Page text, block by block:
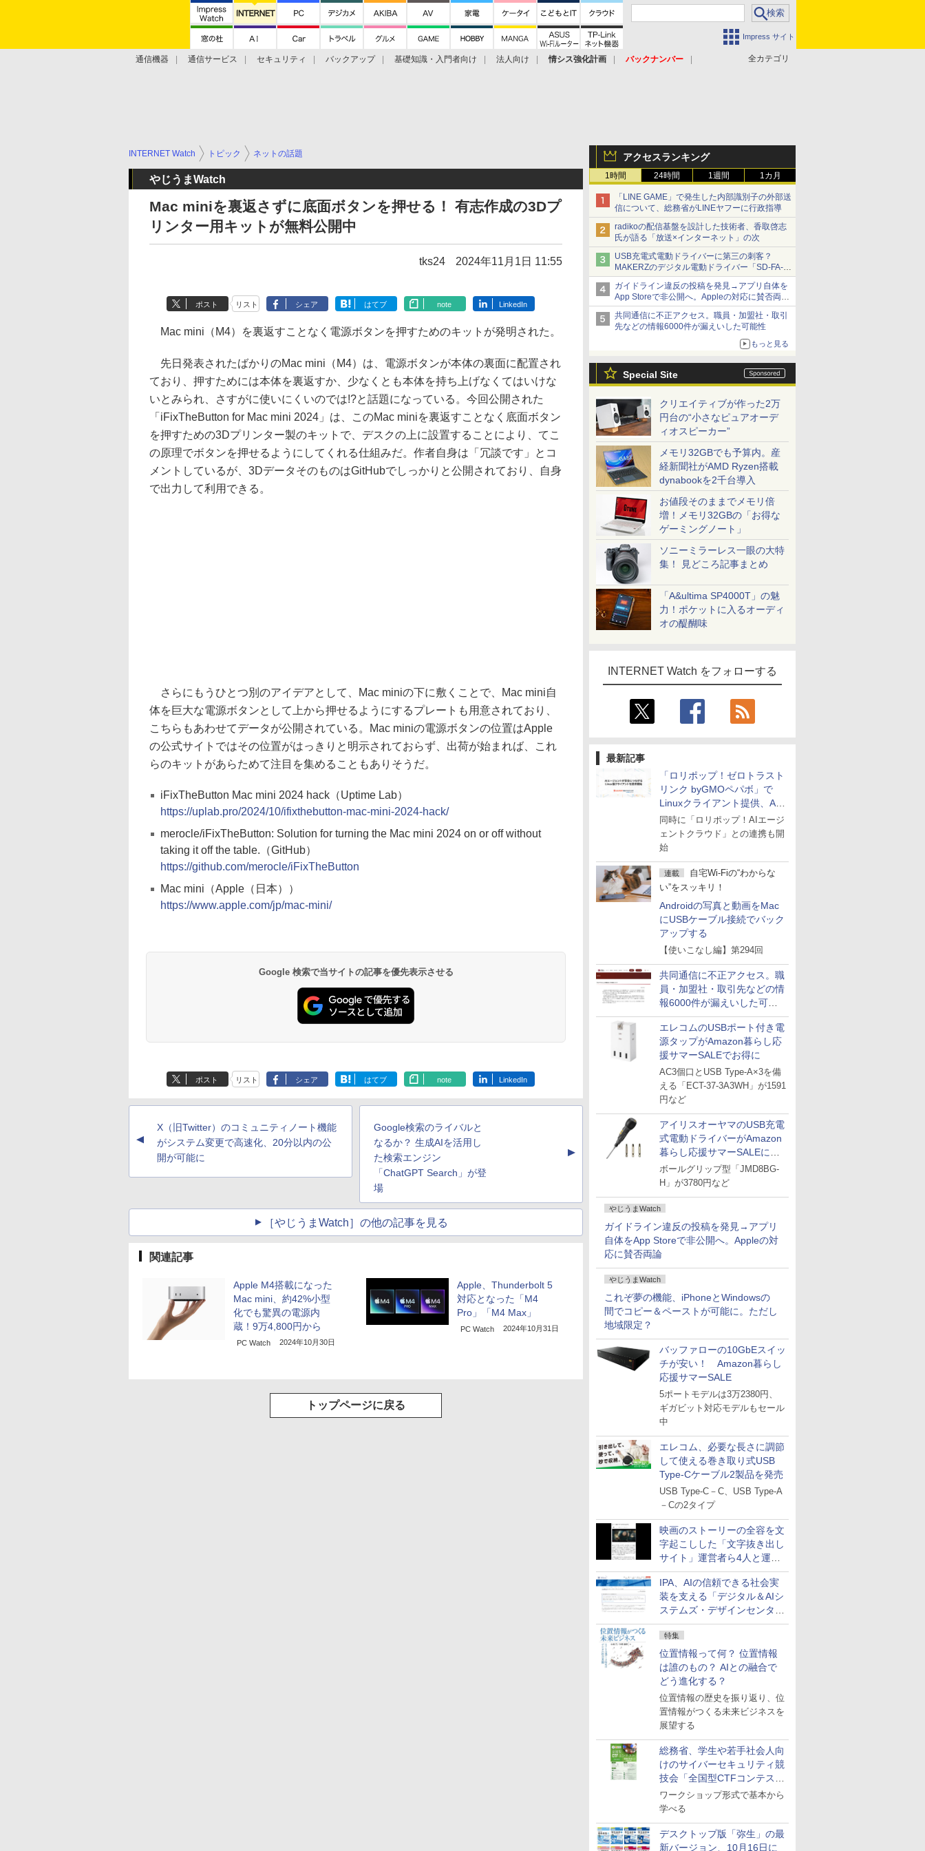
Impress サイト
全カテゴリ
通信機器 通信サービス セキュリティ バックアップ 基礎知識・入門者向け 法人向け 情シス強化計画
バックナンバー
アクセスランキング
1時間 24時間 1週間 1カ月
「LINE GAME」で発生した内部識別子の外部送
信について、総務省がLINEヤフーに行政指導
radikoの配信基盤を設計した技術者、香取啓志
氏が語る「放送×インターネット」の次
USB充電式電動ドライバーに第三の刺客？
MAKERZのデジタル電動ドライバー「SD-FA-
2000L」を、ベッセル、パナソニックと比較し
てみた 【テレワークグッズ・ミニレビュー 第
165回】
ガイドライン違反の投稿を発見→アプリ自体を
App Storeで非公開へ。Appleの対応に賛否両論
【やじうまWatch】
共同通信に不正アクセス。職員・加盟社・取引
先などの情報6000件が漏えいした可能性
もっと見る
Special Site
クリエイティブが作った2万
円台の“小さなピュアオーデ
ィオスピーカー”
メモリ32GBでも予算内。産
経新聞社がAMD Ryzen搭載
dynabookを2千台導入
お値段そのままでメモリ倍
増！メモリ32GBの「お得な
ゲーミングノート」
ソニーミラーレス一眼の大特
集！ 見どころ記事まとめ
「A&ultima SP4000T」の魅
力！ポケットに入るオーディ
オの醍醐味
INTERNET Watch をフォローする
最新記事
「ロリポップ！ゼロトラスト
リンク byGMOペパボ」で
Linuxクライアント提供、AI
エージェントの接続が容易に
同時に「ロリポップ！AIエージ
ェントクラウド」との連携も開
始
連載
自宅Wi-Fiの“わからな
い”をスッキリ！
Androidの写真と動画をMac
にUSBケーブル接続でバック
アップする
【使いこなし編】第294回
共同通信に不正アクセス。職
員・加盟社・取引先などの情
報6000件が漏えいした可能
性
エレコムのUSBポート付き電
源タップがAmazon暮らし応
援サマーSALEでお得に
AC3個口とUSB Type-A×3を備
える「ECT-37-3A3WH」が1591
円など
アイリスオーヤマのUSB充電
式電動ドライバーがAmazon
暮らし応援サマーSALEに登
場
ボールグリップ型「JMD8BG-
H」が3780円など
やじうまWatch
ガイドライン違反の投稿を発見→アプリ
自体をApp Storeで非公開へ。Appleの対
応に賛否両論
やじうまWatch
これぞ夢の機能、iPhoneとWindowsの
間でコピー＆ペーストが可能に。ただし
地域限定？
バッファローの10GbEスイッ
チが安い！ Amazon暮らし
応援サマーSALE
5ポートモデルは3万2380円、
ギガビット対応モデルもセール
中
エレコム、必要な長さに調節
して使える巻き取り式USB
Type-Cケーブル2製品を発売
USB Type-C－C、USB Type-A
－Cの2タイプ
映画のストーリーの全容を文
字起こしした「文字抜き出し
サイト」運営者ら4人と運営
法人に有罪判決
IPA、AIの信頼できる社会実
装を支える「デジタル＆AIシ
ステムズ・デザインセンタ
ー」新設
特集
位置情報って何？ 位置情報
は誰のもの？ AIとの融合で
どう進化する？
位置情報の歴史を振り返り、位
置情報がつくる未来ビジネスを
展望する
総務省、学生や若手社会人向
けのサイバーセキュリティ競
技会「全国型CTFコンテス
ト」を10月に開催、参加受付
中
ワークショップ形式で基本から
学べる
デスクトップ版「弥生」の最
新バージョン、10月16日に
INTERNET Watch トピック ネットの話題
やじうまWatch
Mac miniを裏返さずに底面ボタンを押せる！ 有志作成の3Dプ
リンター用キットが無料公開中
tks24 2024年11月1日 11:55
ポスト リスト シェア はてブ note LinkedIn
Mac mini（M4）を裏返すことなく電源ボタンを押すためのキットが発明された。
先日発表されたばかりのMac mini（M4）は、電源ボタンが本体の裏面に配置され
ており、押すためには本体を裏返すか、少なくとも本体を持ち上げなくてはいけな
いとみられ、さすがに使いにくいのでは!?と話題になっている。今回公開された
「iFixTheButton for Mac mini 2024」は、このMac miniを裏返すことなく底面ボタン
を押すための3Dプリンター製のキットで、デスクの上に設置することにより、てこ
の原理でボタンを押せるようにしてくれる仕組みだ。作者自身は「冗談です」とコ
メントしているが、3DデータそのものはGitHubでしっかりと公開されており、自身
で出力して利用できる。
さらにもうひとつ別のアイデアとして、Mac miniの下に敷くことで、Mac mini自
体を巨大な電源ボタンとして上から押せるようにするプレートも用意されており、
こちらもあわせてデータが公開されている。Mac miniの電源ボタンの位置はApple
の公式サイトではその位置がはっきりと明示されておらず、出荷が始まれば、これ
らのキットがあらためて注目を集めることもありそうだ。
iFixTheButton Mac mini 2024 hack（Uptime Lab）
https://uplab.pro/2024/10/ifixthebutton-mac-mini-2024-hack/
merocle/iFixTheButton: Solution for turning the Mac mini 2024 on or off without
taking it off the table.（GitHub）
https://github.com/merocle/iFixTheButton
Mac mini（Apple（日本））
https://www.apple.com/jp/mac-mini/
Google 検索で当サイトの記事を優先表示させる
ポスト リスト シェア はてブ note LinkedIn
▲
X（旧Twitter）のコミュニティノート機能
がシステム変更で高速化、20分以内の公
開が可能に
Google検索のライバルと
なるか？ 生成AIを活用し
た検索エンジン
「ChatGPT Search」が登
場
▲
［やじうまWatch］の他の記事を見る
関連記事
Apple M4搭載になった
Mac mini、約42%小型
化でも驚異の電源内
蔵！9万4,800円から
PC Watch 2024年10月30日
Apple、Thunderbolt 5
対応となった「M4
Pro」「M4 Max」
PC Watch 2024年10月31日
トップページに戻る